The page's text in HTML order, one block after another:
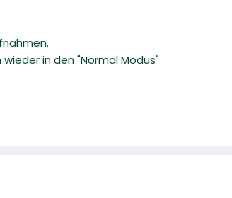
in den "Normal Modus"